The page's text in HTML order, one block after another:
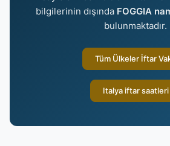
bilgilerinin dışında FOGGIA
bulunmaktadır.
Tüm Ülkeler İftar
Italya iftar saatleri